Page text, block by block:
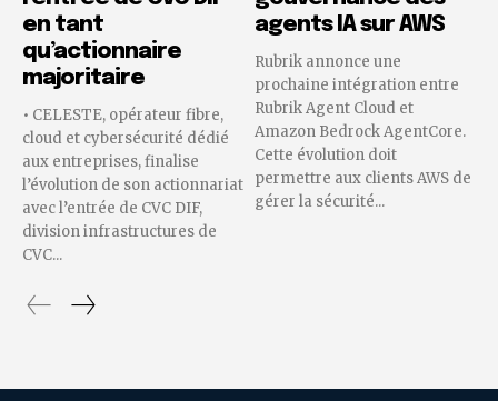
en tant
qu’actionnaire
majoritaire
• CELESTE, opérateur fibre,
cloud et cybersécurité dédié
aux entreprises, finalise
l’évolution de son actionnariat
avec l’entrée de CVC DIF,
division infrastructures de
CVC...
agents IA sur AWS
Rubrik annonce une
prochaine intégration entre
Rubrik Agent Cloud et
Amazon Bedrock AgentCore.
Cette évolution doit
permettre aux clients AWS de
gérer la sécurité...